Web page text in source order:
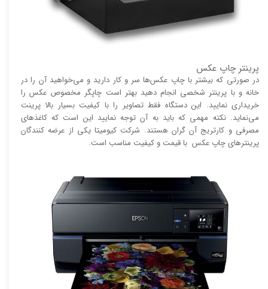
پرینتر چاپ عکس
در صورتی که بیشتر با چاپ عکس‌ها سر و کار دارید و می‌خواهید آن را در
خانه و با پرینتر شخصی انجام دهید بهتر است چاپگر مخصوص عکس را
خریداری نمایید. این دستگاه فقط تصاویر را با کیفیت بسیار بالا پرینت
می‌نماید. نکته مهمی که باید به آن توجه نمایید این است که کاغذ‌های
مصرفی و کارتریج آن گران هستند. شرکت کیومیتا یکی از عرضه کنندگان
پرینتر‌های چاپ عکس با قیمت و کیفیت مناسب است.